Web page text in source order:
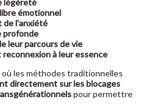
légèreté
émotionnel
l’anxiété
profonde
leur parcours de vie
à leur essence
les méthodes traditionnelles
directement sur les blocages
pour permettre